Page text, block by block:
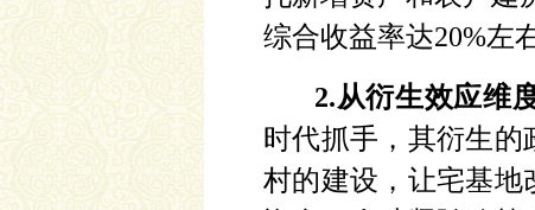
综合收益率达20%左
2.从衍生效应维
时代抓手，其衍生的
村的建设，让宅基地